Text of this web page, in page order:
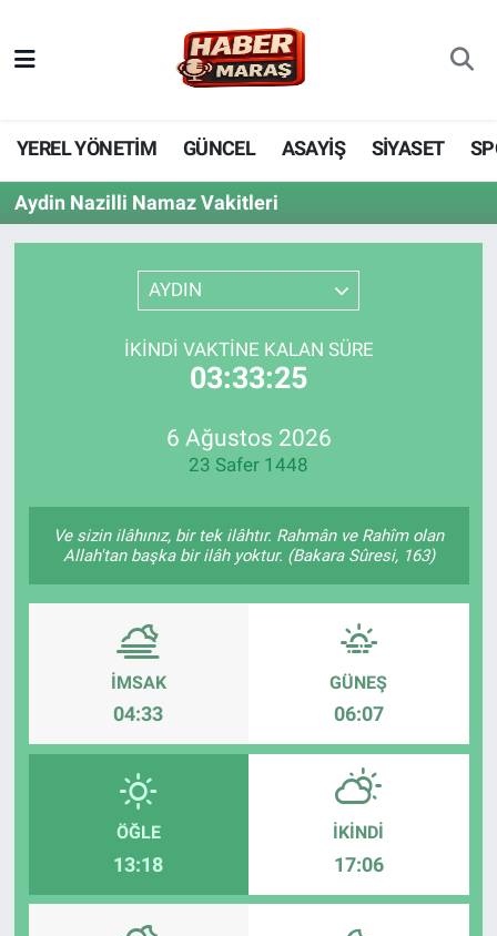
YEREL YÖNETİM GÜNCEL ASAYİŞ SİYASET
Aydin Nazilli Namaz Vakitleri
AYDIN
İKINDI VAKTINE KALAN SÜRE
03:33:25
6 Ağustos 2026
23 Safer 1448
Ve sizin ilâhınız, bir tek ilâhtır. Rahmân ve Rahîm olan
Allah'tan başka bir ilâh yoktur. (Bakara Sûresi, 163)
İMSAK
04:33
GÜNEŞ
06:07
ÖĞLE
13:18
İKINDI
17:06
YEREL YÖNETİM
GÜNCEL
BİLİM VE TEKNOLOJİ
SAĞLIK
EĞİTİM
ASAYİŞ
KÜLTÜR-SANAT
ÇEVRE
Nöbetçi Eczaneler
Hava Durumu
Trafik Durumu
Tüm Manşetler
Son Dakika Haberleri